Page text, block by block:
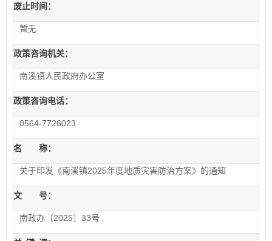
废止时间：
暂无
政策咨询机关：
南溪镇人民政府办公室
政策咨询电话：
0564-7726023
名 称：
关于印发《南溪镇2025年度地质灾害防治方案》的通知
文 号：
南政办〔2025〕33号